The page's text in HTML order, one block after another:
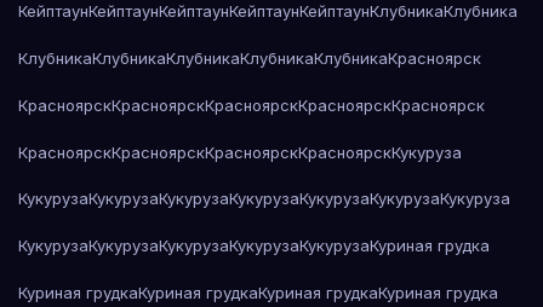
КейптаунКейптаунКейптаунКейптаунКейптаунКлубникаКлубника
КлубникаКлубникаКлубникаКлубникаКлубникаКрасноярск
КрасноярскКрасноярскКрасноярскКрасноярскКрасноярск
КрасноярскКрасноярскКрасноярскКрасноярскКукуруза
КукурузаКукурузаКукурузаКукурузаКукурузаКукурузаКукуруза
КукурузаКукурузаКукурузаКукурузаКукурузаКуриная грудка
Куриная грудкаКуриная грудкаКуриная грудкаКуриная грудка